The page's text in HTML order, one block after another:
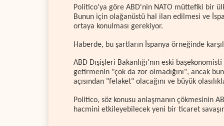
Politico'ya göre ABD'nin NATO müttefiki bir
Bunun için olağanüstü hal ilan edilmesi ve
ortaya konulması gerekiyor.
Haberde, bu şartların İspanya örneğinde
ABD Dışişleri Bakanlığı'nın eski
getirmenin "çok da zor olmadığını", ancak
açısından "felaket" olacağını ve büyük
Politico, söz konusu anlaşmanın çökmesinin
hacmini etkileyebilecek yeni bir ticaret